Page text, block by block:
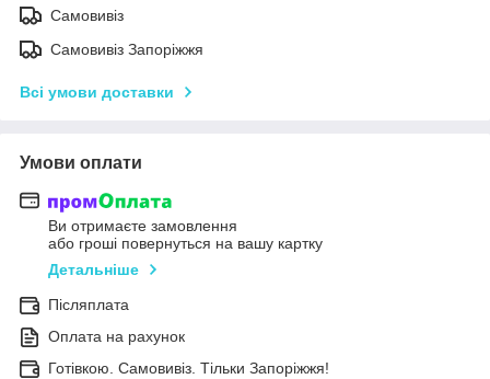
Самовивіз
Самовивіз Запоріжжя
Всі умови доставки
Умови оплати
Ви отримаєте замовлення
або гроші повернуться на вашу картку
Детальніше
Післяплата
Оплата на рахунок
Готівкою. Самовивіз. Тільки Запоріжжя!